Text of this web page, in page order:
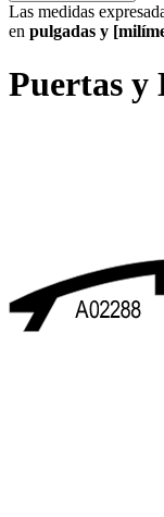
Las medidas
en pulgadas y
Puertas y